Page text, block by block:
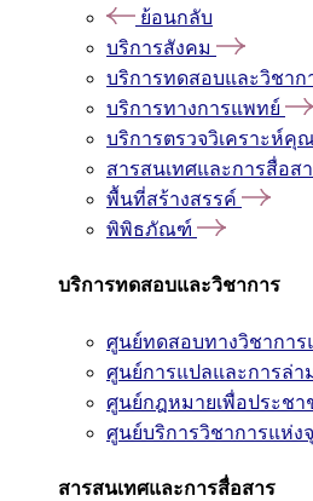
ย้อนกลับ
บริการสังคม
บริการทดสอบและวิชาก
บริการทางการแพทย์
บริการตรวจวิเคราะห์คุ
สารสนเทศและการสื่อส
พื้นที่สร้างสรรค์
พิพิธภัณฑ์
บริการทดสอบและวิชาการ
ศูนย์ทดสอบทางวิชาการ
ศูนย์การแปลและการล่า
ศูนย์กฎหมายเพื่อประชา
ศูนย์บริการวิชาการแห่
สารสนเทศและการสื่อสาร